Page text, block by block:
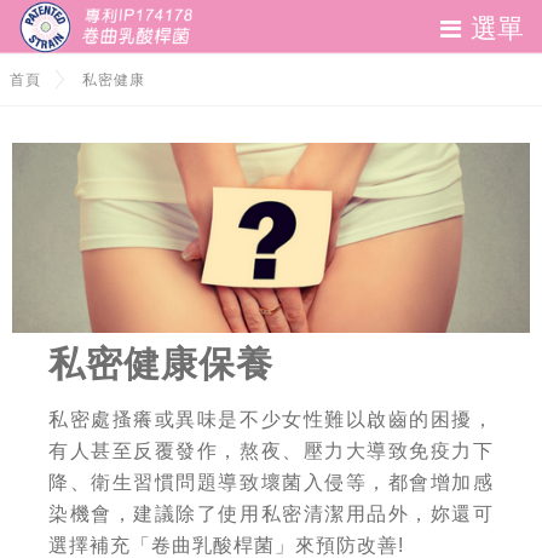
選單
妹妹問題救星
私密健康
聯絡我們
首頁 私密健康
私密健康保養
私密處搔癢或異味是不少女性難以啟齒的困擾，
有人甚至反覆發作，熬夜、壓力大導致免疫力下
降、衛生習慣問題導致壞菌入侵等，都會增加感
染機會，建議除了使用私密清潔用品外，妳還可
選擇補充「卷曲乳酸桿菌」來預防改善!